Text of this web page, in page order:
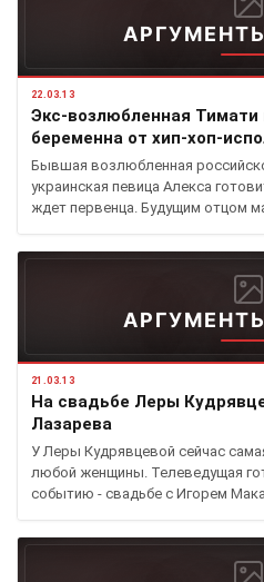
22.03.13
Экс-возлюбленная Тимати
беременна от хип-хоп-
Бывшая возлюбленная
украинская певица Алекса
ждет первенца. Будущим отцом
21.03.13
На свадьбе Леры
Лазарева
У Леры Кудрявцевой сейчас
любой женщины. Телеведущая
событию - свадьбе с Игорем